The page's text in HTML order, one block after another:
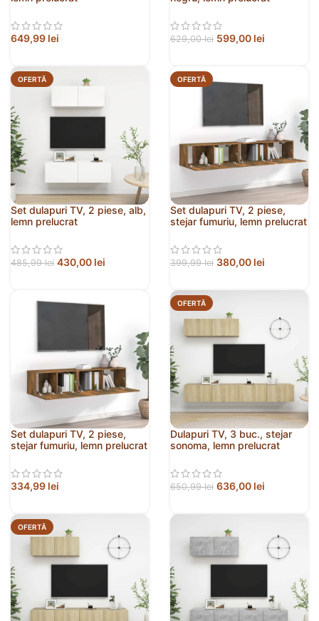
649,99 lei 629,00lei 599,00 lei
OFERTĂ
Set dulapuri TV, 2 piese, alb,
lemn prelucrat
485,99lei 430,00 lei
OFERTĂ
Set dulapuri TV, 2 piese,
stejar fumuriu, lemn prelucrat
399,99lei 380,00 lei
Set dulapuri TV, 2 piese,
stejar fumuriu, lemn prelucrat
334,99 lei
OFERTĂ
Dulapuri TV, 3 buc., stejar
sonoma, lemn prelucrat
650,99lei 636,00 lei
OFERTĂ